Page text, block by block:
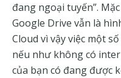
đang ngoại tuyến”.
Google Drive vẫn là
Cloud vì vậy việc một
nếu như không có
của bạn có đang được